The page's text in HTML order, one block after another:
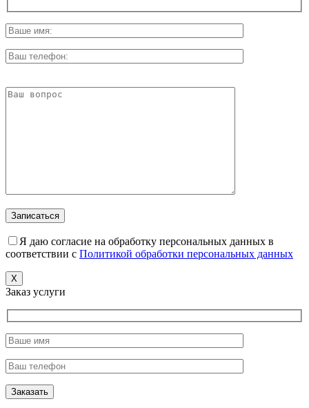
Я даю согласие на обработку персональных данных в
соответствии с Политикой обработки персональных данных
X
Заказ услуги